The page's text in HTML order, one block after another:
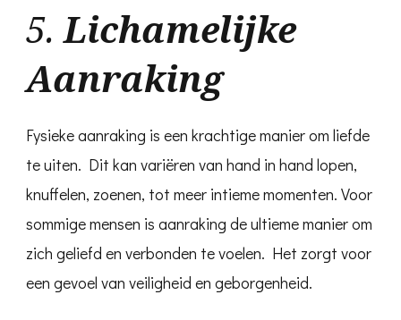
5.Lichamelijke
Aanraking
Fysieke aanraking is een krachtige manier om liefde
te uiten. Dit kan variëren van hand in hand lopen,
knuffelen, zoenen, tot meer intieme momenten. Voor
sommige mensen is aanraking de ultieme manier om
zich geliefd en verbonden te voelen. Het zorgt voor
een gevoel van veiligheid en geborgenheid.